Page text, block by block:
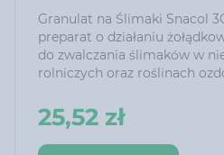
Granulat na Ślimaki Snacol
preparat o działaniu
do zwalczania ślimaków w
rolniczych oraz roślinach
skutecznie je likwiduje.
25,52 zł